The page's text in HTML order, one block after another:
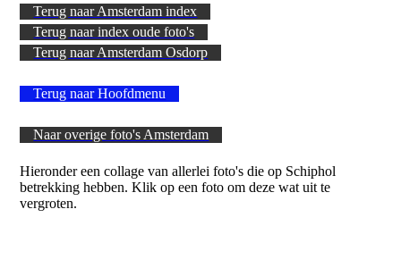
Terug naar Amsterdam index
Terug naar index oude foto's
Terug naar Amsterdam Osdorp
Terug naar Hoofdmenu
Naar overige foto's Amsterdam
Hieronder een collage van allerlei foto's die op Schiphol
betrekking hebben. Klik op een foto om deze wat uit te
vergroten.